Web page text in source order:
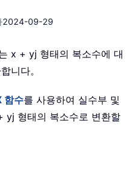
2024-09-29
x + yj 형태의 복소수에 대
니다。
함수를 사용하여 실수부 및
형태의 복소수로 변환할